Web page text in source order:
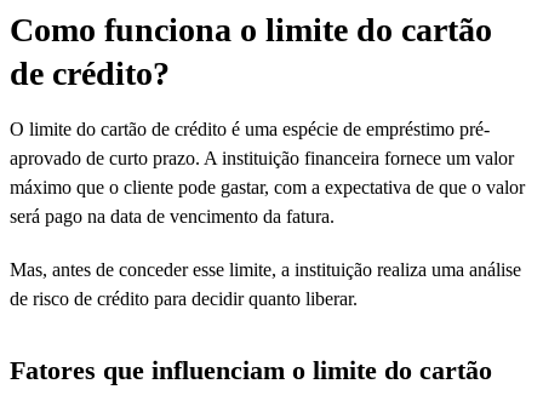
Como funciona o limite do cartão
de crédito?
O limite do cartão de crédito é uma espécie de empréstimo pré-
aprovado de curto prazo. A instituição financeira fornece um valor
máximo que o cliente pode gastar, com a expectativa de que o valor
será pago na data de vencimento da fatura.
Mas, antes de conceder esse limite, a instituição realiza uma análise
de risco de crédito para decidir quanto liberar.
Fatores que influenciam o limite do cartão